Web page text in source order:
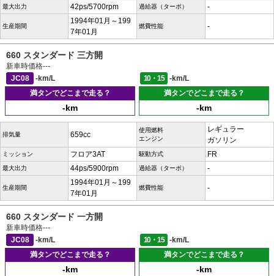
最大出力 42ps/5700rpm 過給器（ターボ） -
生産期間
1994年01月～199
7年01月
燃費性能 -
660 スタンダード 三方開
新車時価格---
JC08
-km/L 10・15
-km/L
満タンでどこまで走る？
-km
満タンでどこまで走る？
-km
排気量 659cc
使用燃料
エンジン
レギュラー
ガソリン
ミッション フロア3AT 駆動方式 FR
最大出力 44ps/5900rpm 過給器（ターボ） -
生産期間
1994年01月～199
7年01月
燃費性能 -
660 スタンダード 一方開
新車時価格---
JC08
-km/L 10・15
-km/L
満タンでどこまで走る？
-km
満タンでどこまで走る？
-km